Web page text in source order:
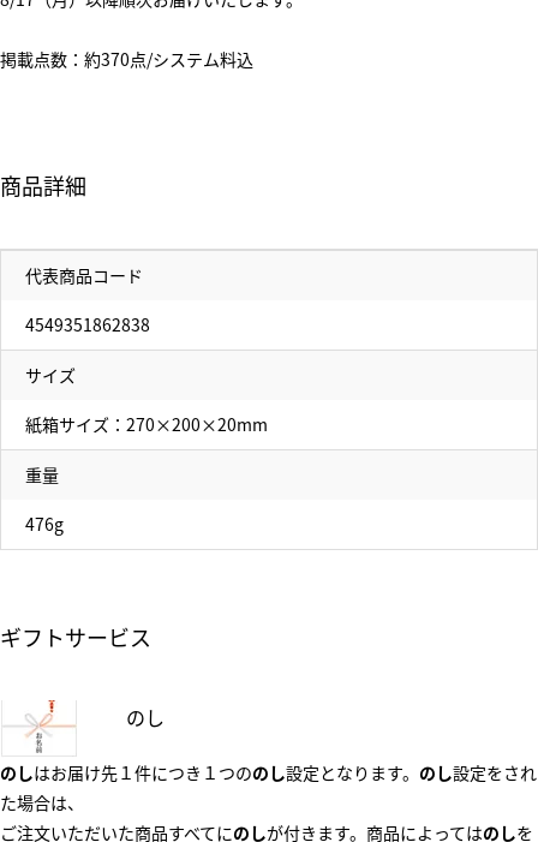
掲載点数：約370点/システム料込
商品詳細
代表商品コード
4549351862838
サイズ
紙箱サイズ：270×200×20mm
重量
476g
ギフトサービス
のし
のしはお届け先１件につき１つののし設定となります。 のし設定をされ
た場合は、
ご注文いただいた商品すべてにのしが付きます。商品によってはのしを